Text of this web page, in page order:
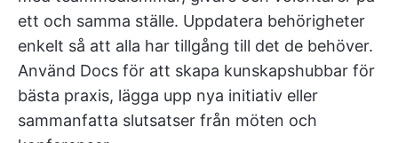
ett och samma ställe. Uppdatera behörigheter
enkelt så att alla har tillgång till det de behöver.
Använd Docs för att skapa kunskapshubbar för
bästa praxis, lägga upp nya initiativ eller
sammanfatta slutsatser från möten och